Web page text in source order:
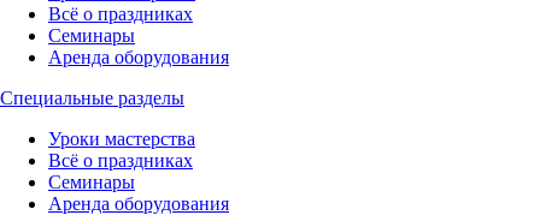
Всё о праздниках
Семинары
Аренда оборудования
Специальные разделы
Уроки мастерства
Всё о праздниках
Семинары
Аренда оборудования